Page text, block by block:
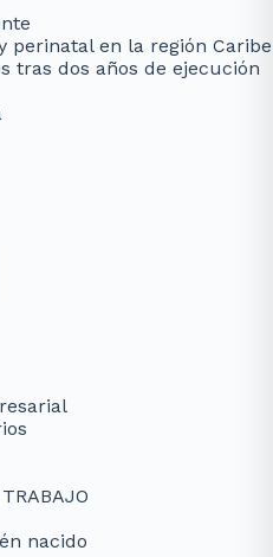
perinatal en la región Caribe
tras dos años de ejecución
nacido